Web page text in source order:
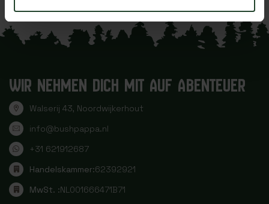
WIR NEHMEN DICH MIT AUF ABENTEUER
Walserij 43, Noordwijkerhout
info@bushpappa.nl
+31 621912687
Handelskammer:62392921
MwSt. :NL001666471B71